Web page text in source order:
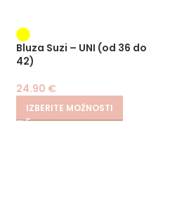
Bluza Suzi – UNI (od 36 do
42)
24.90 €
IZBERITE MOŽNOSTI